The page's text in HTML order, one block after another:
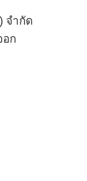
จำกัด
อก